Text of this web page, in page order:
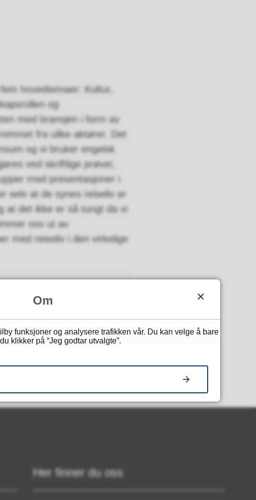
hovedtemaer: Kultur,
og
med bransjen i form av
fra ulike aktører. Det
og vi bruker engelsk
ved skriftlige prøver,
med presentasjoner i
selv at de synes reiseliv er
at det ikke er så tungt da vi
oss ut av
med reiseliv i den virkelige
Her finner du oss
Om
funksjoner og analysere trafikken vår. Du kan velge å bare
klikker på “Jeg godtar utvalgte”.